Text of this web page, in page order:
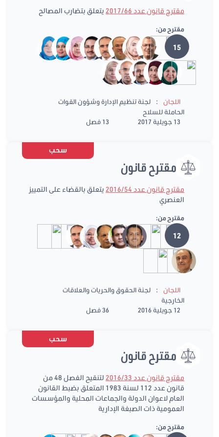
مقترح قانون عدد 2017/66 يتعلق بتضارب المصالح
مقترح من:
15
اللجان :
لجنة تنظيم الإدارة وشؤون القوات
الحاملة للسلاح
13 جويلية 2017
13 فصل
سحب
مقترح قانون
مقترح قانون عدد 2016/54
يتعلق بالقضاء على التمييز
العنصري
مقترح من:
12
اللجان :
لجنة الحقوق والحريات والعلاقات
الخارجية
12 جويلية 2016
36 فصل
سحب
مقترح قانون
مقترح قانون عدد 2016/33
لتنقيح الفصل 48 من
قانون عدد 112 لسنة 1983 المتعلق بضبط القانون
العام لاعوان الدولة والجماعات المحلية والمؤسسات
العمومية ذات الصبغة الإدارية
مقترح من: